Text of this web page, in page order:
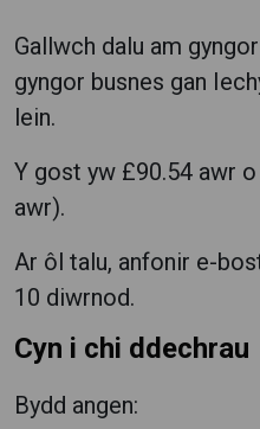
Gallwch dalu am
gyngor busnes gan
lein.
Y gost yw £90.54 awr
awr).
Ar ôl talu, anfonir e-
10 diwrnod.
Cyn i chi ddechrau
Bydd angen: